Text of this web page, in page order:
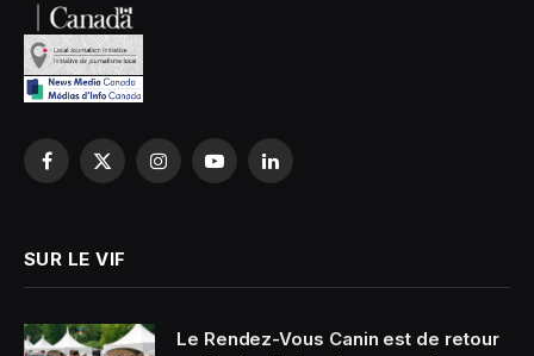
Facebook
X
InstagramYouTubeLinkedIn
SUR LE VIF
Le Rendez-Vous Canin est de retour